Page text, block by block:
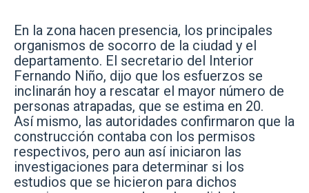
En la zona hacen presencia, los principales
organismos de socorro de la ciudad y el
departamento. El secretario del Interior
Fernando Niño, dijo que los esfuerzos se
inclinarán hoy a rescatar el mayor número de
personas atrapadas, que se estima en 20.
Así mismo, las autoridades confirmaron que la
construcción contaba con los permisos
respectivos, pero aun así iniciaron las
investigaciones para determinar si los
estudios que se hicieron para dichos